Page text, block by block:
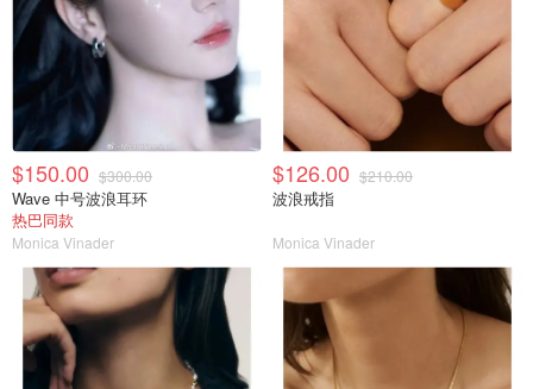
$150.00 $300.00
Wave 中号波浪耳环
热巴同款
Monica Vinader
$126.00 $210.00
波浪戒指
Monica Vinader